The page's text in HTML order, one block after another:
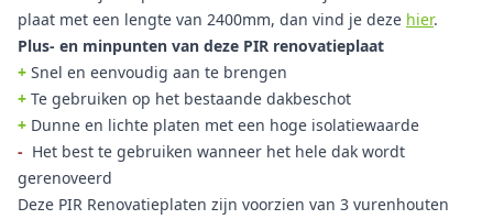
plaat met een lengte van 2400mm, dan vind je deze hier.
Plus- en minpunten van deze PIR renovatieplaat
+ Snel en eenvoudig aan te brengen
+ Te gebruiken op het bestaande dakbeschot
+ Dunne en lichte platen met een hoge isolatiewaarde
- Het best te gebruiken wanneer het hele dak wordt
gerenoveerd
Deze PIR Renovatieplaten zijn voorzien van 3 vurenhouten